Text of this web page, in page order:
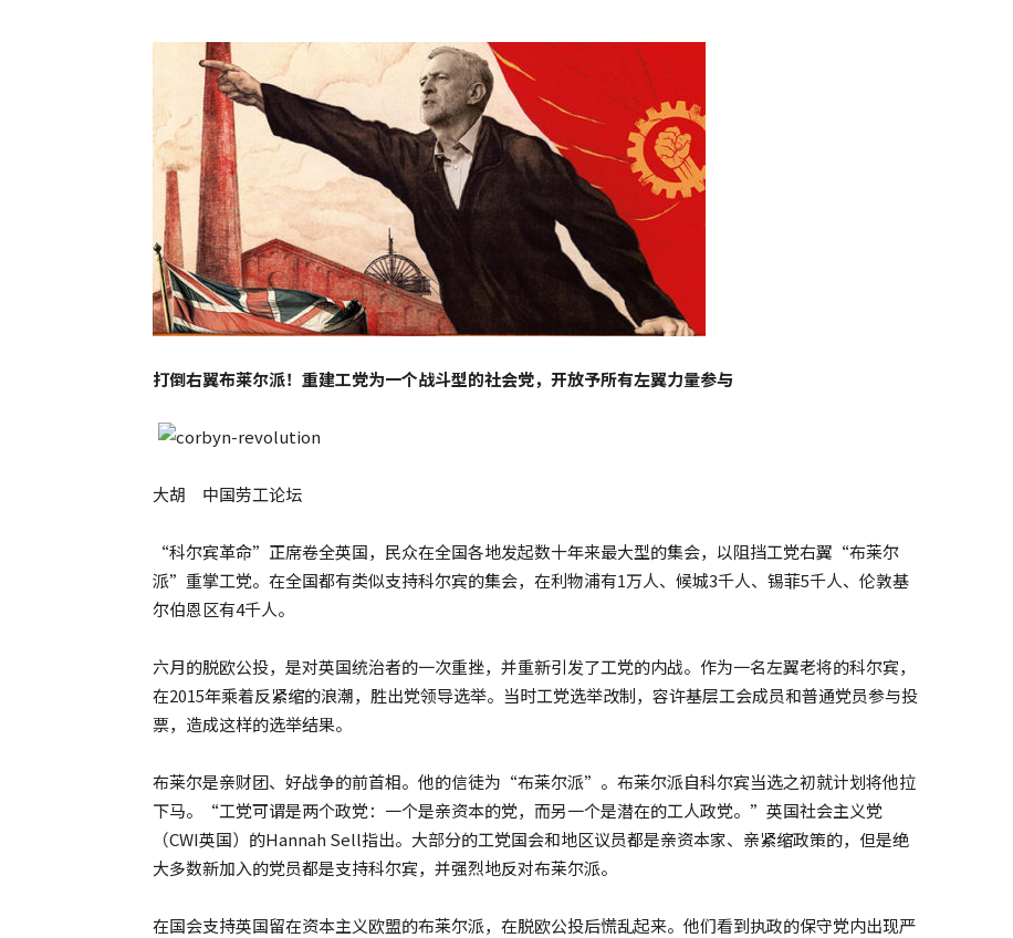
打倒右翼布莱尔派！重建工党为一个战斗型的社会党，开放予所有左翼力量参与
大胡 中国劳工论坛
“科尔宾革命”正席卷全英国，民众在全国各地发起数十年来最大型的集会，以阻挡工党右翼“布莱尔
派”重掌工党。在全国都有类似支持科尔宾的集会，在利物浦有1万人、候城3千人、锡菲5千人、伦敦基
尔伯恩区有4千人。
六月的脱欧公投，是对英国统治者的一次重挫，并重新引发了工党的内战。作为一名左翼老将的科尔宾，
在2015年乘着反紧缩的浪潮，胜出党领导选举。当时工党选举改制，容许基层工会成员和普通党员参与投
票，造成这样的选举结果。
布莱尔是亲财团、好战争的前首相。他的信徒为“布莱尔派”。布莱尔派自科尔宾当选之初就计划将他拉
下马。“工党可谓是两个政党：一个是亲资本的党，而另一个是潜在的工人政党。”英国社会主义党
（CWI英国）的Hannah Sell指出。大部分的工党国会和地区议员都是亲资本家、亲紧缩政策的，但是绝
大多数新加入的党员都是支持科尔宾，并强烈地反对布莱尔派。
在国会支持英国留在资本主义欧盟的布莱尔派，在脱欧公投后慌乱起来。他们看到执政的保守党内出现严